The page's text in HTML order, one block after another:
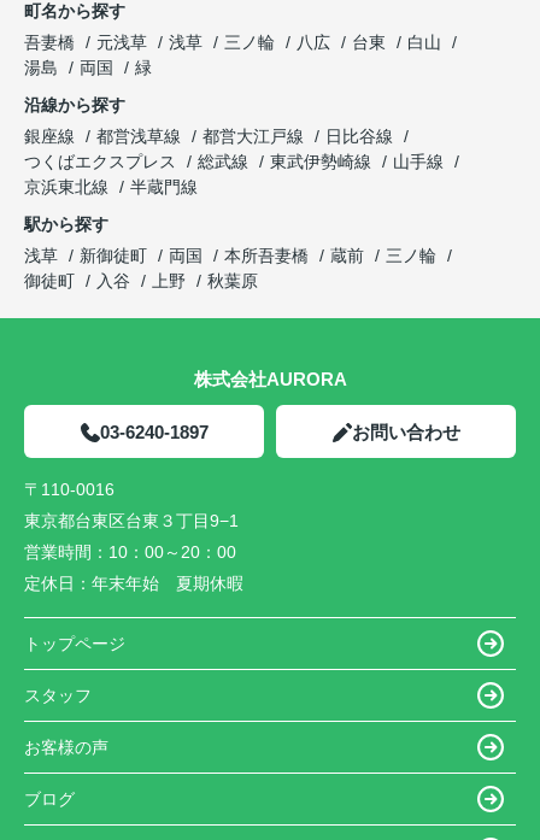
町名から探す
吾妻橋
元浅草 浅草 三ノ輪 八広 台東
白山
湯島
両国
緑
沿線から探す
銀座線
都営浅草線 都営大江戸線
日比谷線
つくばエクスプレス
総武線 東武伊勢崎線
山手線
京浜東北線
半蔵門線
駅から探す
浅草
新御徒町 両国 本所吾妻橋 蔵前
三ノ輪
御徒町
入谷 上野 秋葉原
株式会社AURORA
03-6240-1897 お問い合わせ
〒110-0016
東京都台東区台東３丁目9−1
営業時間： 10：00～20：00
定休日： 年末年始 夏期休暇
トップページ
スタッフ
お客様の声
ブログ